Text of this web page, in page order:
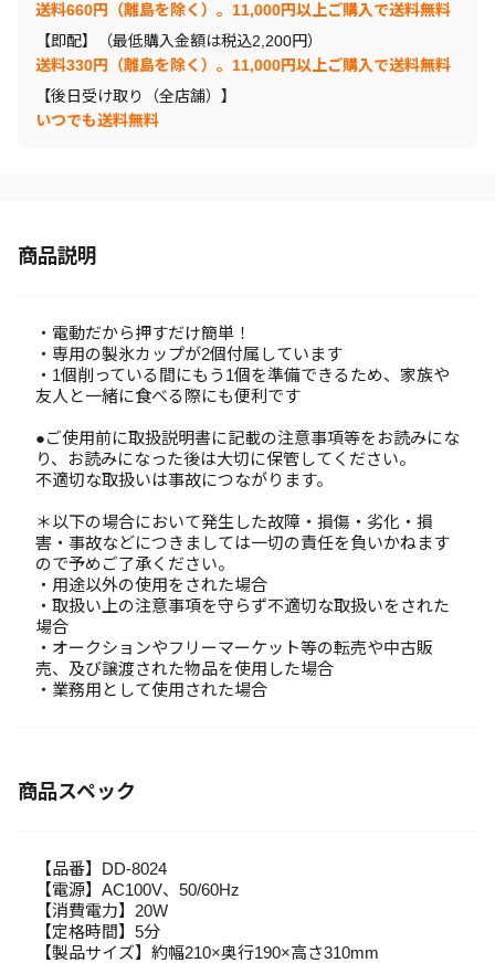
送料660円（離島を除く）。11,000円以上ご購入で送料無料
【即配】（最低購入金額は税込2,200円）
送料330円（離島を除く）。11,000円以上ご購入で送料無料
【後日受け取り（全店舗）】
いつでも送料無料
商品説明
・電動だから押すだけ簡単！
・専用の製氷カップが2個付属しています
・1個削っている間にもう1個を準備できるため、家族や
友人と一緒に食べる際にも便利です
●ご使用前に取扱説明書に記載の注意事項等をお読みにな
り、お読みになった後は大切に保管してください。
不適切な取扱いは事故につながります。
＊以下の場合において発生した故障・損傷・劣化・損
害・事故などにつきましては一切の責任を負いかねます
ので予めご了承ください。
・用途以外の使用をされた場合
・取扱い上の注意事項を守らず不適切な取扱いをされた
場合
・オークションやフリーマーケット等の転売や中古販
売、及び譲渡された物品を使用した場合
・業務用として使用された場合
商品スペック
【品番】DD-8024
【電源】AC100V、50/60Hz
【消費電力】20W
【定格時間】5分
【製品サイズ】約幅210×奥行190×高さ310mm